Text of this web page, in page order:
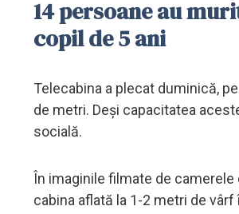
14 persoane au
copil de 5 ani
Telecabina a plecat duminică,
de metri. Deși capacitatea
socială.
În imaginile filmate de
cabina aflată la 1-2 metri de